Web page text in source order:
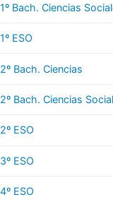
1º Bach. Ciencias
1º ESO
2º Bach. Ciencias
2º Bach. Ciencias
2º ESO
3º ESO
4º ESO